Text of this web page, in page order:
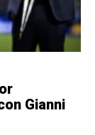
Gianni